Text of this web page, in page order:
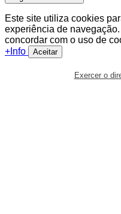
Este site utiliza cookies
experiência de
concordar com o uso de
+Info
Aceitar
Exercer o